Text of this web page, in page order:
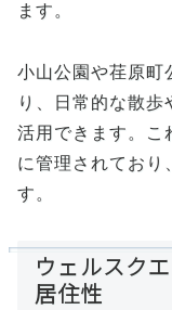
ます。
小山公園や荏原町
り、日常的な散歩
活用できます。こ
に管理されており
す。
ウェルスク
居住性